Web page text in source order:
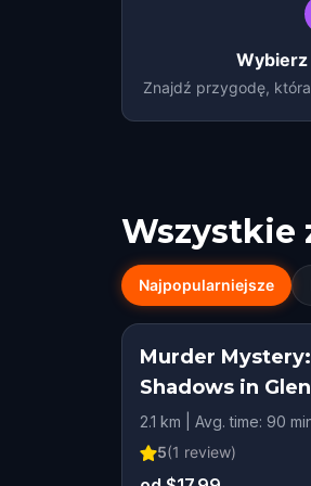
Znajdź przygodę,
Wszystkie
Najpopularniejsze
Murder
Shadows in
2.1 km | Avg. time: 90
5(1 review)